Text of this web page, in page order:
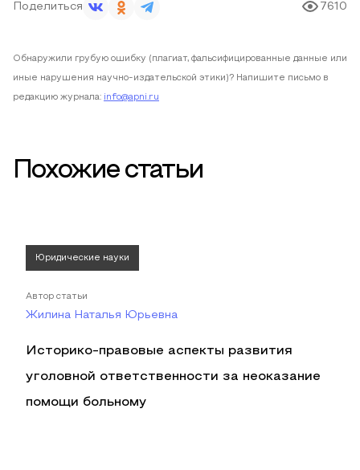
Поделиться 7610
Обнаружили грубую ошибку (плагиат, фальсифицированные данные или
иные нарушения научно-издательской этики)? Напишите письмо в
редакцию журнала: info@apni.ru
Похожие статьи
Юридические науки
Автор статьи
Жилина Наталья Юрьевна
Историко-правовые аспекты развития
уголовной ответственности за неоказание
помощи больному